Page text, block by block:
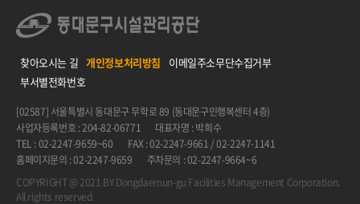
찾아오시는 길 개인정보처리방침
이메일주소무단수집거부
부서별전화번호
[02587] 서울특별시 동대문구 무학로 89 (동대문구민행복센터 4층)
사업자등록번호 : 204-82-06771
대표자명 : 박희수
TEL : 02-2247-9659~60
FAX : 02-2247-9661 / 02-2247-1141
홈페이지문의 : 02-2247-9659
주차문의 : 02-2247-9664~6
COPYRIGHT @ 2021 BY Dongdaemun-gu Facilities Management Corporation.
All rights reserved.